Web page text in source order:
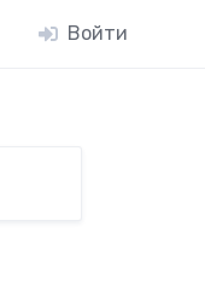
Войти